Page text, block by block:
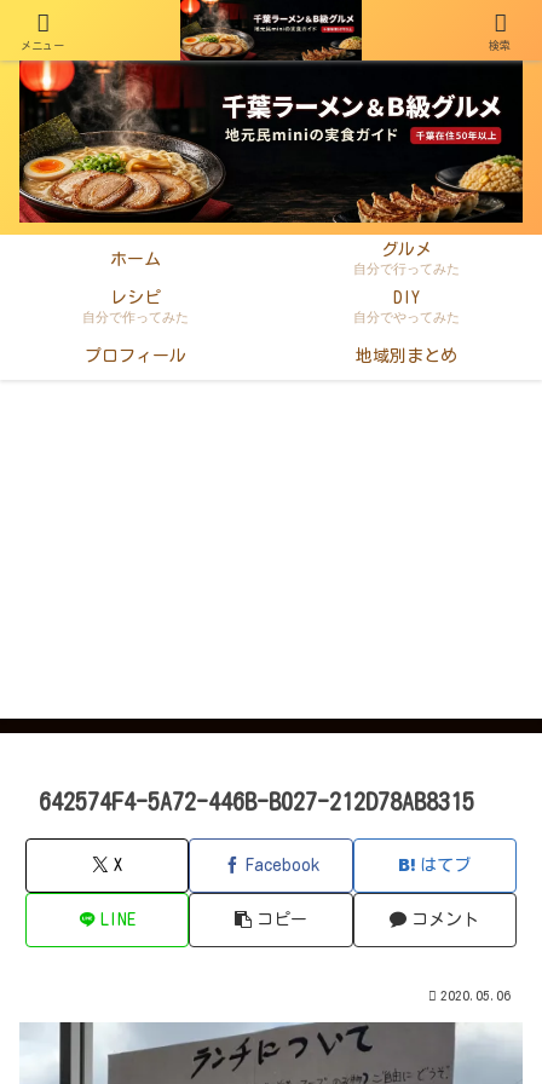
千葉在住50年以上のminiがラーメン・町中華・B級グルメを本音レビュー
ホーム
グルメ
自分で行ってみた
レシピ
自分で作ってみた
DIY
自分でやってみた
プロフィール 地域別まとめ
642574F4-5A72-446B-B027-212D78AB8315
X Facebook はてブ
LINE コピー コメント
2020.05.06
メニュー 検索